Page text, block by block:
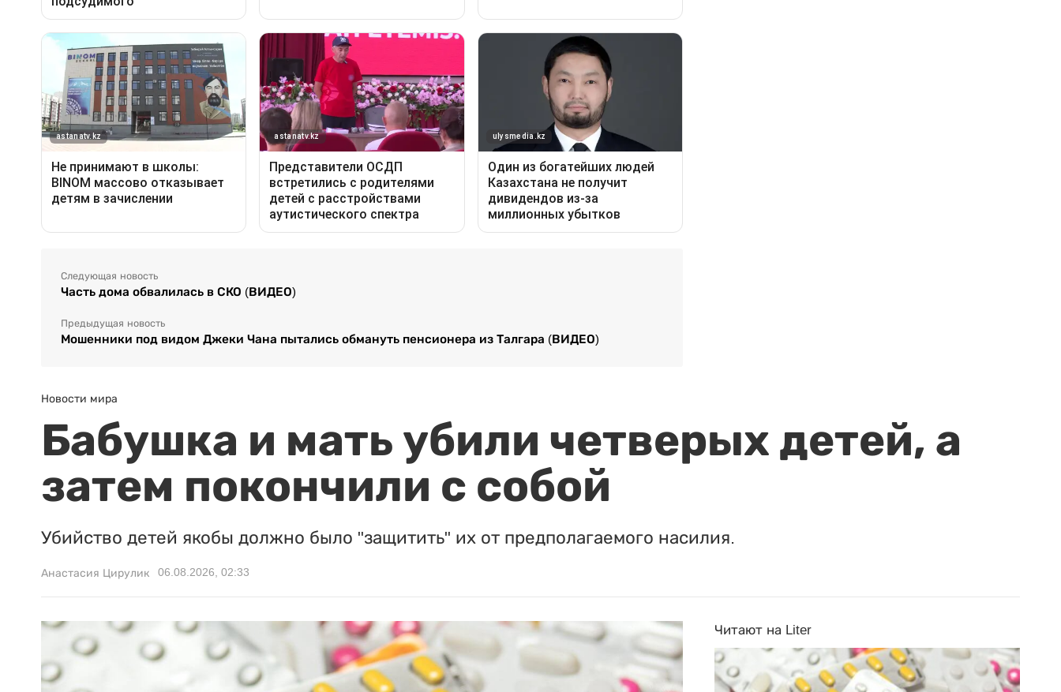
Следующая новость
Часть дома обвалилась в СКО (ВИДЕО)
Предыдущая новость
Мошенники под видом Джеки Чана пытались обмануть пенсионера из Талгара (ВИДЕО)
Новости мира
Бабушка и мать убили четверых детей, а
затем покончили с собой
Убийство детей якобы должно было "защитить" их от предполагаемого насилия.
Анастасия Цирулик 06.08.2026, 02:33
Читают на Liter